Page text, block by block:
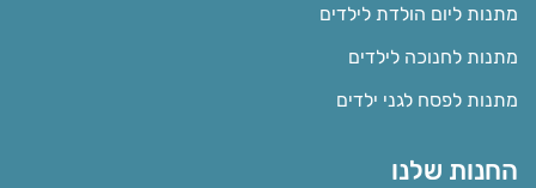
מתנות ליום הולדת לילדים
מתנות לחנוכה לילדים
מתנות לפסח לגני ילדים
החנות שלנו